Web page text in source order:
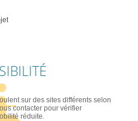
sur des sites différents selon
contacter pour vérifier
réduite.